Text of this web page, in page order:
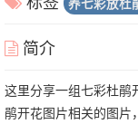
简介
这里分享一组七彩杜鹃
鹃开花图片相关的图片